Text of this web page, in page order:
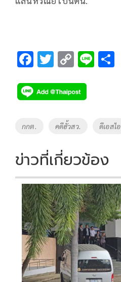
F
e
b
o
k
T
tt
er
C
p
y
Li
k
Li
Tags
กกต. คดีฮั้วสว. ดีเอสไอ
ข่าวที่เกี่ยวข้อง